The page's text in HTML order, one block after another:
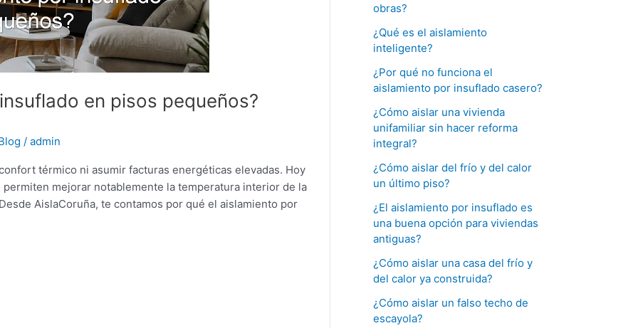
en pisos pequeños?
/ admin
térmico ni asumir facturas energéticas elevadas. Hoy
mejorar notablemente la temperatura interior de la
AislaCoruña, te contamos por qué el aislamiento por
obras?
¿Qué es el aislamiento
inteligente?
¿Por qué no funciona el
aislamiento por insuflado casero?
¿Cómo aislar una vivienda
unifamiliar sin hacer reforma
integral?
¿Cómo aislar del frío y del calor
un último piso?
¿El aislamiento por insuflado es
una buena opción para viviendas
antiguas?
¿Cómo aislar una casa del frío y
del calor ya construida?
¿Cómo aislar un falso techo de
escayola?